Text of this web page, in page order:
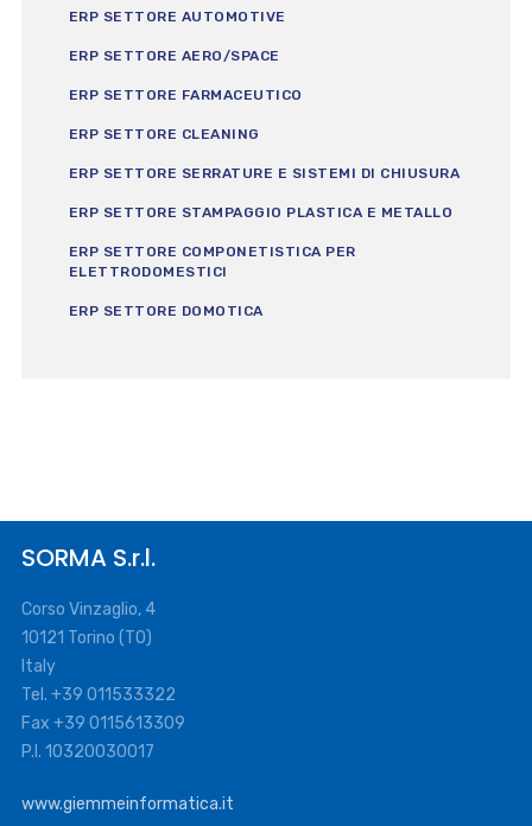
ERP SETTORE AUTOMOTIVE
ERP SETTORE AERO/SPACE
ERP SETTORE FARMACEUTICO
ERP SETTORE CLEANING
ERP SETTORE SERRATURE E SISTEMI DI CHIUSURA
ERP SETTORE STAMPAGGIO PLASTICA E METALLO
ERP SETTORE COMPONETISTICA PER
ELETTRODOMESTICI
ERP SETTORE DOMOTICA
SORMA S.r.l.
Corso Vinzaglio, 4
10121 Torino (TO)
Italy
Tel. +39 011533322
Fax +39 0115613309
P.I. 10320030017
www.giemmeinformatica.it